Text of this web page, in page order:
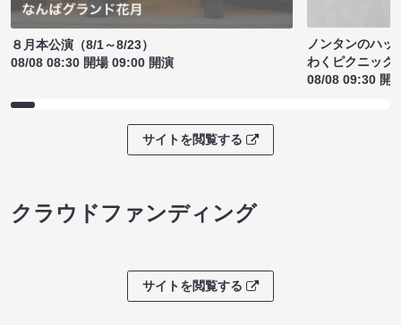
８月本公演（8/1～8/23）
08/08 08:30 開場 09:00 開演
ノンタンのハッ
わくピクニック
08/08 09:30 開
サイトを閲覧する
クラウドファンディング
サイトを閲覧する